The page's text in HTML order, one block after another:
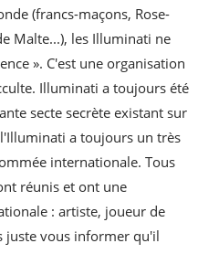
(francs-maçons, Rose-
Malte...), les Illuminati ne
». C'est une organisation
Illuminati a toujours été
secte secrète existant sur
a toujours un très
internationale. Tous
réunis et ont une
: artiste, joueur de
juste vous informer qu'il